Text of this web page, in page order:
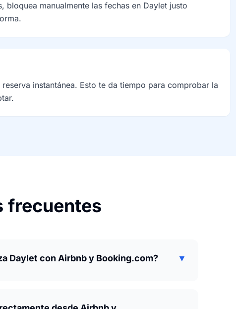
manualmente las fechas en Daylet justo
instantánea. Esto te da tiempo para comprobar la
frecuentes
Daylet con Airbnb y Booking.com? ▼